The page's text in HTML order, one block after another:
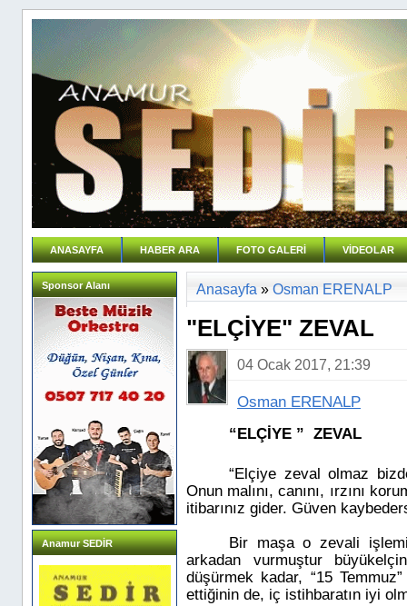
ANASAYFA HABER ARA FOTO GALERİ VİDEOLAR
Sponsor Alanı
Anamur SEDİR
Anasayfa » Osman ERENALP
"ELÇİYE" ZEVAL
04 Ocak 2017, 21:39
Osman ERENALP
“ELÇİYE ” ZEVAL
“Elçiye zeval olmaz
Onun malını, canını, ırzını
itibarınız gider. Güven
Bir maşa o zevali
arkadan vurmuştur
düşürmek kadar, “15
ettiğinin de, iç istihbaratın iyi